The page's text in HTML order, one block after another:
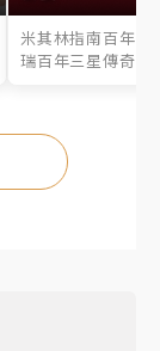
米其林指南百年之
瑞百年三星傳奇、